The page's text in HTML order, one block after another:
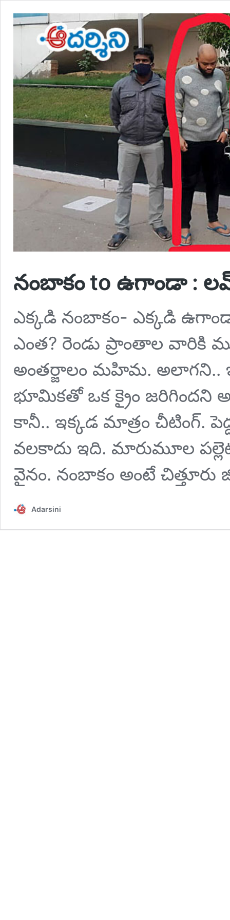
నంబాకం to ఉగాండా : లవ్
ఎక్కడి నంబాకం- ఎక్కడి
ఎంత? రెండు ప్రాంతాల వారికి
అంతర్జాలం మహిమ. అలాగని..
భూమికతో ఒక క్రైం జరిగిందని
కానీ.. ఇక్కడ మాత్రం చీటింగ్.
వలకాదు ఇది. మారుమూల
వైనం. నంబాకం అంటే చిత్తూరు
Adarsini